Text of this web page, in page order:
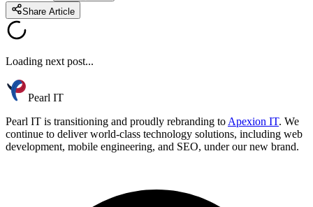
Share Article
Loading next post...
Pearl IT
Pearl IT is transitioning and proudly rebranding to Apexion IT. We
continue to deliver world-class technology solutions, including web
development, mobile engineering, and SEO, under our new brand.